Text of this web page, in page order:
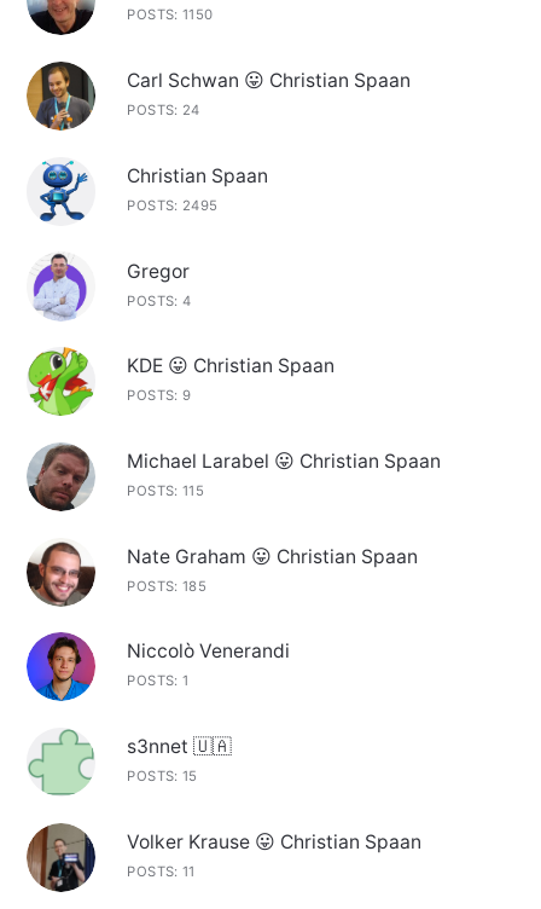
POSTS: 1150
Carl Schwan 😛 Christian Spaan
POSTS: 24
Christian Spaan
POSTS: 2495
Gregor
POSTS: 4
KDE 😛 Christian Spaan
POSTS: 9
Michael Larabel 😛 Christian Spaan
POSTS: 115
Nate Graham 😛 Christian Spaan
POSTS: 185
Niccolò Venerandi
POSTS: 1
s3nnet 🇺🇦
POSTS: 15
Volker Krause 😛 Christian Spaan
POSTS: 11